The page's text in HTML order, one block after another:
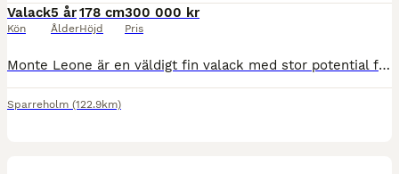
Valack
Kön
5 år
Ålder
178 cm
Höjd
300 000 kr
Pris
Monte Leone är en väldigt fin valack med stor potential for framtiden inom dressyren. Ger en härlig ridkänsla och har en fantastiskt fin galopp. Frisk, sund och röntgad. Okomplicerad i hantering. Pr
Sparreholm (122.9km)